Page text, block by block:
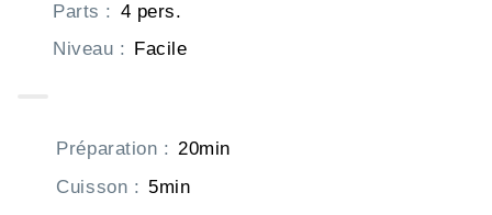
Parts : 4 pers.
Niveau : Facile
Préparation : 20min
Cuisson : 5min